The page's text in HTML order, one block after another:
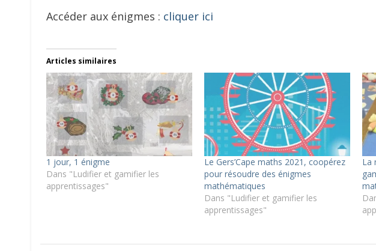
Accéder aux énigmes : cliquer ici
Articles similaires
1 jour, 1 énigme
Dans "Ludifier et gamifier les
apprentissages"
Le Gers’Cape maths 2021, coopérez
pour résoudre des énigmes
mathématiques
Dans "Ludifier et gamifier les
apprentissages"
La